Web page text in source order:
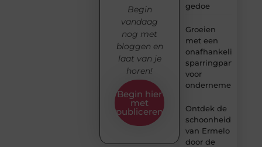
gedoe
Groeien
met een
onafhankelijke
sparringpartner
voor
ondernemers
Ontdek de
schoonheid
van Ermelo
door de
Begin
vandaag
nog met
bloggen en
laat van je
horen!
Begin hier
met
publiceren